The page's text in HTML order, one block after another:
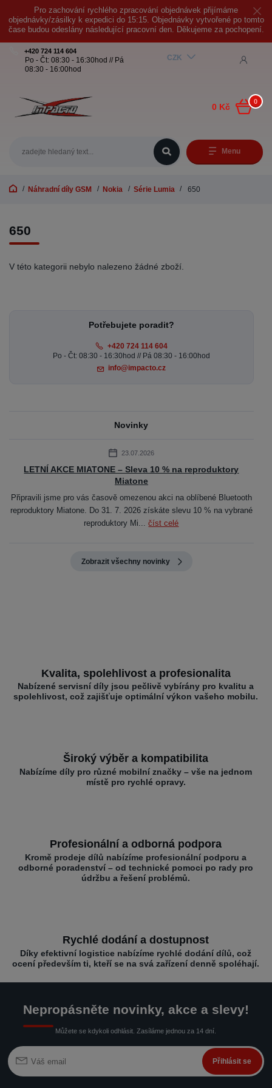
Pro zachování rychlého zpracování objednávek přijímáme
objednávky/zásilky k expedici do 15:15. Objednávky vytvořené po tomto
čase budou odeslány následující pracovní den. Děkujeme za pochopení.
Menu
CZK
+420 724 114 604
Po - Čt: 08:30 - 16:30hod // Pá
08:30 - 16:00hod
0
0 Kč
Náhradní díly GSM Nokia Série Lumia 650
650
V této kategorii nebylo nalezeno žádné zboží.
Potřebujete poradit?
+420 724 114 604
Po - Čt: 08:30 - 16:30hod // Pá 08:30 - 16:00hod
info@impacto.cz
Novinky
23.07.2026
LETNÍ AKCE MIATONE – Sleva 10 % na reproduktory
Miatone
Připravili jsme pro vás časově omezenou akci na oblíbené Bluetooth
reproduktory Miatone. Do 31. 7. 2026 získáte slevu 10 % na vybrané
reproduktory Mi...číst celé
Zobrazit všechny novinky
Kvalita, spolehlivost a profesionalita
Nabízené servisní díly jsou pečlivě vybírány pro kvalitu a
spolehlivost, což zajišťuje optimální výkon vašeho mobilu.
Široký výběr a kompatibilita
Nabízíme díly pro různé mobilní značky – vše na jednom
místě pro rychlé opravy.
Profesionální a odborná podpora
Kromě prodeje dílů nabízíme profesionální podporu a
odborné poradenství – od technické pomoci po rady pro
údržbu a řešení problémů.
Rychlé dodání a dostupnost
Díky efektivní logistice nabízíme rychlé dodání dílů, což
ocení především ti, kteří se na svá zařízení denně spoléhají.
Nepropásněte novinky, akce a slevy!
Můžete se kdykoli odhlásit. Zasíláme jednou za 14 dní.
Přihlásit se